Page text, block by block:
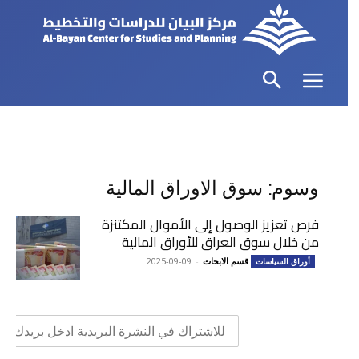
وسوم: سوق الاوراق المالية
فرص تعزيز الوصول إلى الأموال المكتنزة
من خلال سوق العراق للأوراق المالية
أوراق السياسات قسم الابحاث -
2025-09-09